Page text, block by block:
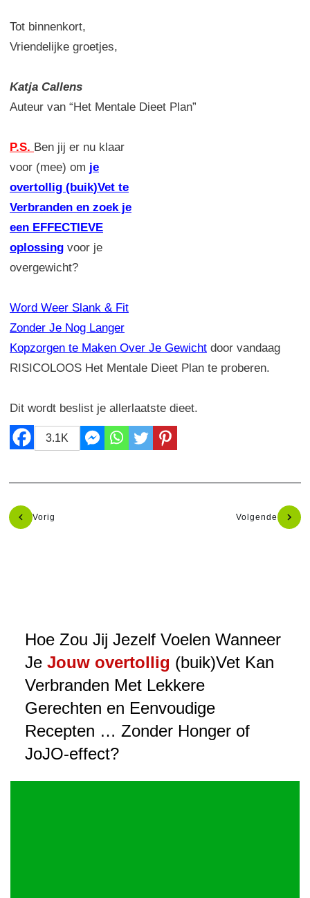
Tot binnenkort,
Vriendelijke groetjes,
Katja Callens
Auteur van “Het Mentale Dieet Plan”
P.S. Ben jij er nu klaar
voor (mee) om je
overtollig (buik)Vet te
Verbranden en zoek je
een EFFECTIEVE
oplossing voor je
overgewicht?
Word Weer Slank & Fit
Zonder Je Nog Langer
Kopzorgen te Maken Over Je Gewicht door vandaag
RISICOLOOS Het Mentale Dieet Plan te proberen.
Dit wordt beslist je allerlaatste dieet.
3.1K
Vorig Volgende
Hoe Zou Jij Jezelf Voelen Wanneer
Je Jouw overtollig (buik)Vet Kan
Verbranden Met Lekkere
Gerechten en Eenvoudige
Recepten … Zonder Honger of
JoJO-effect?